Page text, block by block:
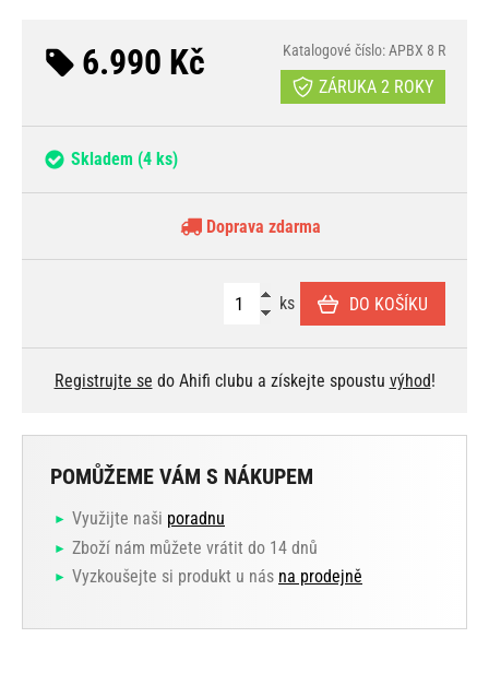
6.990 Kč Katalogové číslo: APBX 8 R
ZÁRUKA 2 ROKY
Skladem (4 ks)
Doprava zdarma
ks DO KOŠÍKU
Registrujte se do Ahifi clubu a získejte spoustu výhod!
POMŮŽEME VÁM S NÁKUPEM
Využijte naši poradnu
Zboží nám můžete vrátit do 14 dnů
Vyzkoušejte si produkt u nás na prodejně